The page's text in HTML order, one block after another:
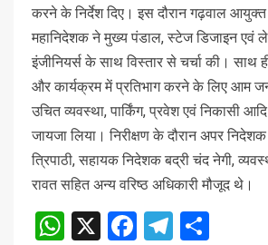
करने के निर्देश दिए। इस दौरान गढ़वाल
महानिदेशक ने मुख्य पंडाल, स्टेज डिजाइन
इंजीनियर्स के साथ विस्तार से चर्चा की। साथ
और कार्यक्रम में प्रतिभाग करने के लिए आम
उचित व्यवस्था, पार्किंग, प्रवेश एवं निकासी
जायजा लिया। निरीक्षण के दौरान अपर
त्रिपाठी, सहायक निदेशक बद्री चंद नेगी,
रावत सहित अन्य वरिष्ठ अधिकारी मौजूद थे।
WhatsApp
X Facebook